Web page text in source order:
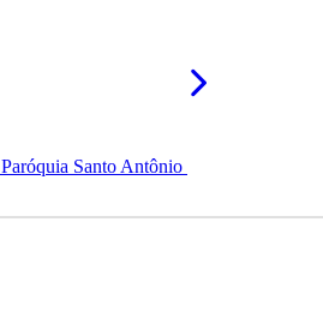
Santo Antônio